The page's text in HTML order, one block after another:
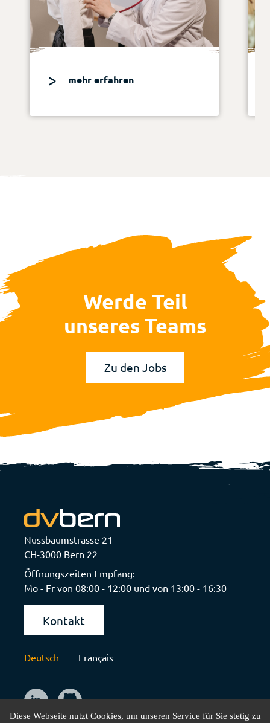
mehr erfahren
Werde Teil
unseres Teams
Zu den Jobs
Nussbaumstrasse 21
CH-3000 Bern 22
Öffnungszeiten Empfang:
Mo - Fr von 08:00 - 12:00 und von 13:00 - 16:30
Kontakt
Deutsch Français
Diese Webseite nutzt Cookies, um unseren Service für Sie stetig zu